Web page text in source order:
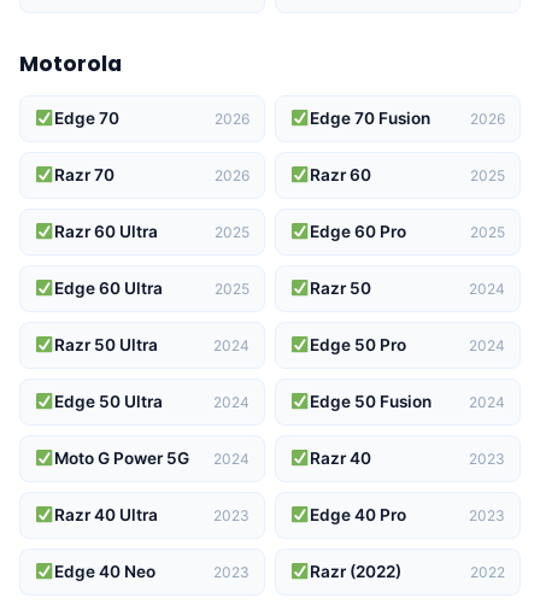
Motorola
Edge 70 2026 Edge 70 Fusion 2026
Razr 70 2026 Razr 60 2025
Razr 60 Ultra 2025 Edge 60 Pro 2025
Edge 60 Ultra 2025 Razr 50 2024
Razr 50 Ultra 2024 Edge 50 Pro 2024
Edge 50 Ultra 2024 Edge 50 Fusion 2024
Moto G Power 5G 2024 Razr 40 2023
Razr 40 Ultra 2023 Edge 40 Pro 2023
Edge 40 Neo 2023 Razr (2022) 2022